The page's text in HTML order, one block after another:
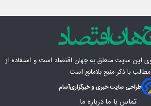
این سایت متعلق بهجهان اقتصاد است و استفاده از
مطالب با ذکر منبع بلامانع است.
طراحی سایت خبری و خبرگزاریآسام
تماس با ما درباره ما